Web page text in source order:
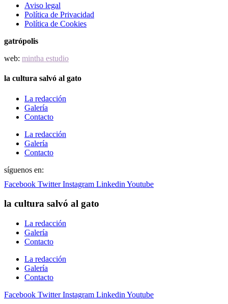
Aviso legal
Política de Privacidad
Política de Cookies
gatrópolis
web: mintha estudio
la cultura salvó al gato
La redacción
Galería
Contacto
La redacción
Galería
Contacto
síguenos en:
Facebook Twitter Instagram Linkedin Youtube
la cultura salvó al gato
La redacción
Galería
Contacto
La redacción
Galería
Contacto
Facebook Twitter Instagram Linkedin Youtube